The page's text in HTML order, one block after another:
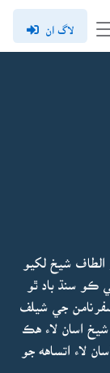
لاگ ان
الطاف شيخ لکيو
ڪو سنڌ باد ٿو
جي شيلف
اسان لاء هڪ
لاء اتساهه جو